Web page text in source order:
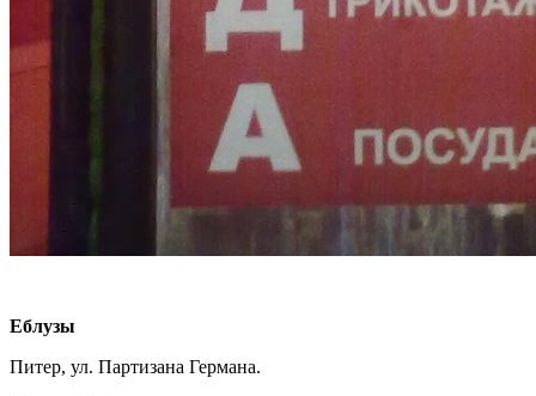
Еблузы
Питер, ул. Партизана Германа.